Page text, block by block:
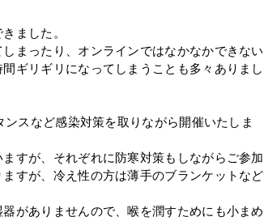
ました。
まったり、オンラインではなかなかできない
ギリギリになってしまうことも多々ありまし
スなど感染対策を取りながら開催いたしま
すが、それぞれに防寒対策もしながらご参加
すが、冷え性の方は薄手のブランケットなど
がありませんので、喉を潤すためにも小まめ